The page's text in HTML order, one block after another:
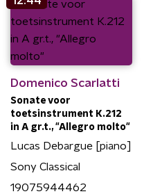
Domenico Scarlatti
Sonate voor
toetsinstrument K.212
in A gr.t., "Allegro molto"
Lucas Debargue [piano]
Sony Classical
19075944462